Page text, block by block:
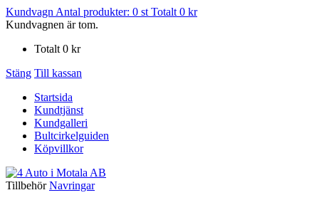
Kundvagn Antal produkter: 0 st Totalt 0 kr
Kundvagnen är tom.
Totalt 0 kr
Stäng Till kassan
Startsida
Kundtjänst
Kundgalleri
Bultcirkelguiden
Köpvillkor
Tillbehör Navringar